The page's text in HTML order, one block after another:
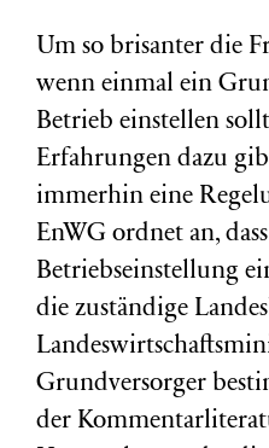
Um so brisanter die
wenn einmal ein
Betrieb einstellen
Erfahrungen dazu
immerhin eine
EnWG ordnet an,
Betriebseinstellung
die zuständige
Grundversorger
der